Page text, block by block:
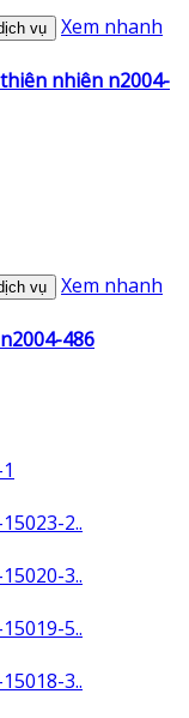
vụ Xem nhanh
nhiên n2004-
vụ Xem nhanh
486
2..
3..
5..
3..